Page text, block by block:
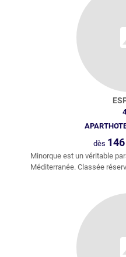
4
dès 146
Minorque est un véritable
Méditerranée. Classée